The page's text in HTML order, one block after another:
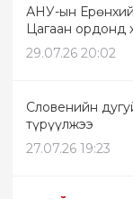
АНУ-ын
Цагаан ордонд
29.07.26 20:02
Словенийн
түрүүлжээ
27.07.26 19:23